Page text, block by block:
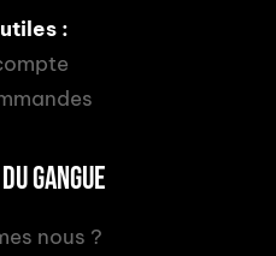
:
GANGUE
nous ?